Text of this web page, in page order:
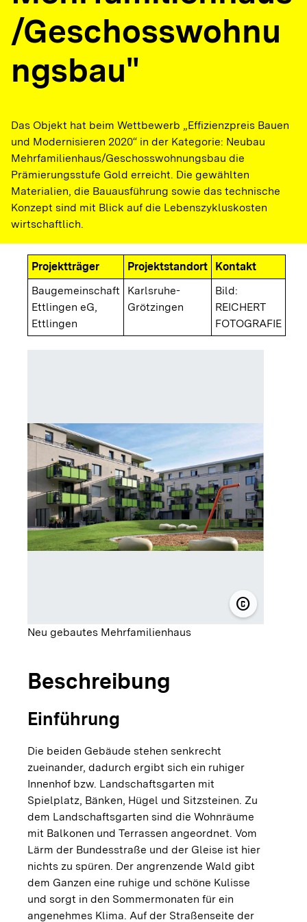
/Geschosswohnu
ngsbau"
Das Objekt hat beim Wettbewerb „Effizienzpreis Bauen
und Modernisieren 2020“ in der Kategorie: Neubau
Mehrfamilienhaus/Geschosswohnungsbau die
Prämierungsstufe Gold erreicht. Die gewählten
Materialien, die Bauausführung sowie das technische
Konzept sind mit Blick auf die Lebenszykluskosten
wirtschaftlich.
Projektträger Projektstandort
Kontakt
Baugemeinschaft
Ettlingen eG,
Ettlingen
Karlsruhe-
Grötzingen
Bild:
REICHERT
FOTOGRAFIE
copyright
©
Neu gebautes Mehrfamilienhaus
Beschreibung
Einführung
Die beiden Gebäude stehen senkrecht
zueinander, dadurch ergibt sich ein ruhiger
Innenhof bzw. Landschaftsgarten mit
Spielplatz, Bänken, Hügel und Sitzsteinen. Zu
dem Landschaftsgarten sind die Wohnräume
mit Balkonen und Terrassen angeordnet. Vom
Lärm der Bundesstraße und der Gleise ist hier
nichts zu spüren. Der angrenzende Wald gibt
dem Ganzen eine ruhige und schöne Kulisse
und sorgt in den Sommermonaten für ein
angenehmes Klima. Auf der Straßenseite der